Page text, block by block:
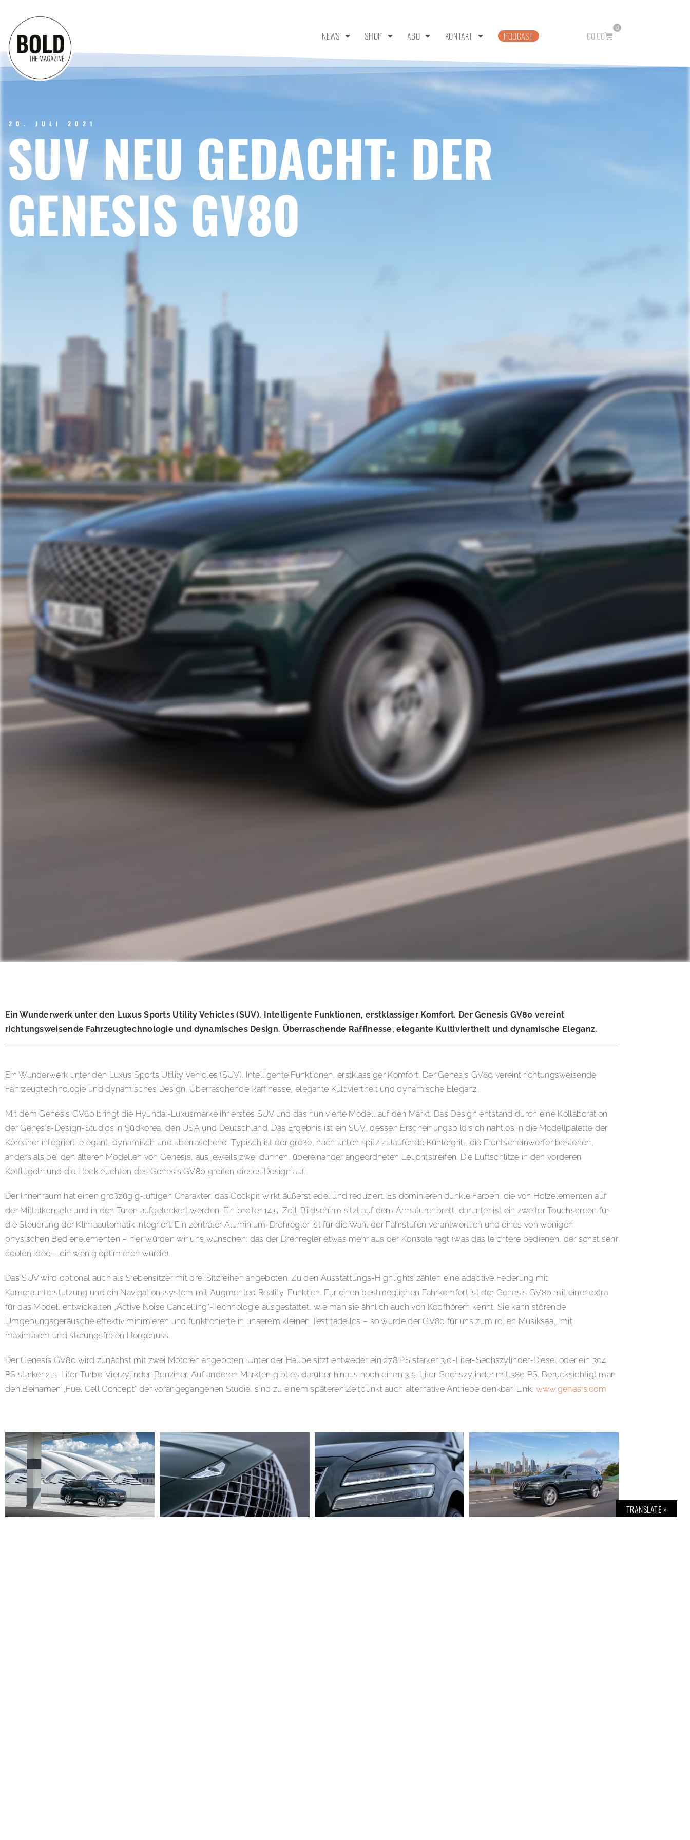
NEWS SHOP ABO KONTAKT PODCAST €0,00
0
20. JULI 2021
SUV NEU GEDACHT: DER
GENESIS GV80
Ein Wunderwerk unter den Luxus Sports Utility Vehicles (SUV). Intelligente Funktionen, erstklassiger Komfort. Der Genesis GV80 vereint
richtungsweisende Fahrzeugtechnologie und dynamisches Design. Überraschende Raffinesse, elegante Kultiviertheit und dynamische Eleganz.
Ein Wunderwerk unter den Luxus Sports Utility Vehicles (SUV). Intelligente Funktionen, erstklassiger Komfort. Der Genesis GV80 vereint richtungsweisende
Fahrzeugtechnologie und dynamisches Design. Überraschende Raffinesse, elegante Kultiviertheit und dynamische Eleganz.
Mit dem Genesis GV80 bringt die Hyundai-Luxusmarke ihr erstes SUV und das nun vierte Modell auf den Markt. Das Design entstand durch eine Kollaboration
der Genesis-Design-Studios in Südkorea, den USA und Deutschland. Das Ergebnis ist ein SUV, dessen Erscheinungsbild sich nahtlos in die Modellpalette der
Koreaner integriert: elegant, dynamisch und überraschend. Typisch ist der große, nach unten spitz zulaufende Kühlergrill, die Frontscheinwerfer bestehen,
anders als bei den älteren Modellen von Genesis, aus jeweils zwei dünnen, übereinander angeordneten Leuchtstreifen. Die Luftschlitze in den vorderen
Kotflügeln und die Heckleuchten des Genesis GV80 greifen dieses Design auf.
Der Innenraum hat einen großzügig-luftigen Charakter, das Cockpit wirkt äußerst edel und reduziert. Es dominieren dunkle Farben, die von Holzelementen auf
der Mittelkonsole und in den Türen aufgelockert werden. Ein breiter 14,5-Zoll-Bildschirm sitzt auf dem Armaturenbrett, darunter ist ein zweiter Touchscreen für
die Steuerung der Klimaautomatik integriert. Ein zentraler Aluminium-Drehregler ist für die Wahl der Fahrstufen verantwortlich und eines von wenigen
physischen Bedienelementen – hier würden wir uns wünschen: das der Drehregler etwas mehr aus der Konsole ragt (was das leichtere bedienen, der sonst sehr
coolen Idee – ein wenig optimieren würde).
Das SUV wird optional auch als Siebensitzer mit drei Sitzreihen angeboten. Zu den Ausstattungs-Highlights zählen eine adaptive Federung mit
Kameraunterstützung und ein Navigationssystem mit Augmented Reality-Funktion. Für einen bestmöglichen Fahrkomfort ist der Genesis GV80 mit einer extra
für das Modell entwickelten „Active Noise Cancelling“-Technologie ausgestattet, wie man sie ähnlich auch von Kopfhörern kennt. Sie kann störende
Umgebungsgeräusche effektiv minimieren und funktionierte in unserem kleinen Test tadellos – so wurde der GV80 für uns zum rollen Musiksaal, mit
maximalem und störungsfreien Hörgenuss.
Der Genesis GV80 wird zunächst mit zwei Motoren angeboten: Unter der Haube sitzt entweder ein 278 PS starker 3,0-Liter-Sechszylinder-Diesel oder ein 304
PS starker 2,5-Liter-Turbo-Vierzylinder-Benziner. Auf anderen Märkten gibt es darüber hinaus noch einen 3,5-Liter-Sechszylinder mit 380 PS. Berücksichtigt man
den Beinamen „Fuel Cell Concept“ der vorangegangenen Studie, sind zu einem späteren Zeitpunkt auch alternative Antriebe denkbar. Link: www.genesis.com
TRANSLATE »